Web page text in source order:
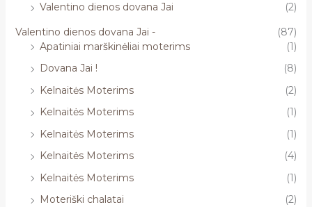
Valentino dienos dovana Jai
(2)
Valentino dienos dovana Jai -
(87)
Apatiniai marškinėliai moterims
(1)
Dovana Jai !
(8)
Kelnaitės Moterims
(2)
Kelnaitės Moterims
(1)
Kelnaitės Moterims
(1)
Kelnaitės Moterims
(4)
Kelnaitės Moterims
(1)
Moteriški chalatai
(2)